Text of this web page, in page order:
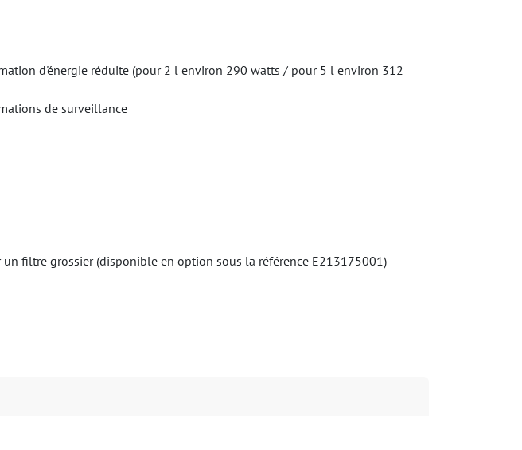
d'énergie réduite (pour 2 l environ 290 watts / pour 5 l environ 312
de surveillance
filtre grossier (disponible en option sous la référence E213175001)